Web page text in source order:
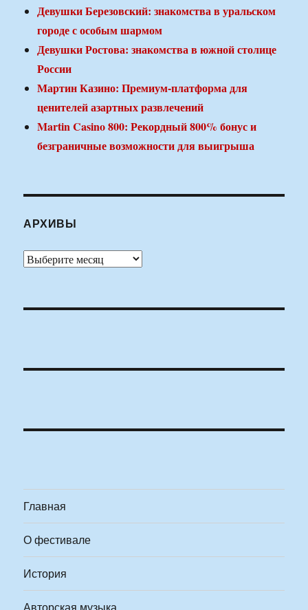
Девушки Березовский: знакомства в уральском
городе с особым шармом
Девушки Ростова: знакомства в южной столице
России
Мартин Казино: Премиум-платформа для
ценителей азартных развлечений
Martin Casino 800: Рекордный 800% бонус и
безграничные возможности для выигрыша
АРХИВЫ
Архивы
Главная
О фестивале
История